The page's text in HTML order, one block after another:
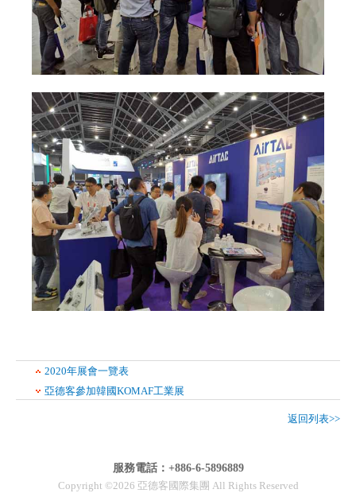
2020年展會一覽表
亞德客參加韓國KOMAF工業展
返回列表>>
服務電話：+886-6-5896889
Copyright ©2026 亞德客國際集團 All Rights Reserved